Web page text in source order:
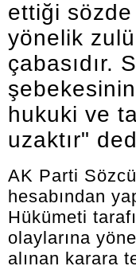
ettiği
yönelik
çabasıdır.
hukuki ve
uzaktır"
AK Parti
hesabından
Hükümeti
olaylarına
alınan karara